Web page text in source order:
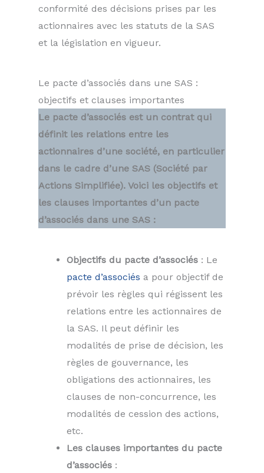
conformité des décisions prises par les
actionnaires avec les statuts de la SAS
et la législation en vigueur.
Le pacte d’associés dans une SAS :
objectifs et clauses importantes
Le pacte d’associés est un contrat qui
définit les relations entre les
actionnaires d’une société, en particulier
dans le cadre d’une SAS (Société par
Actions Simplifiée). Voici les objectifs et
les clauses importantes d’un pacte
d’associés dans une SAS :
Objectifs du pacte d’associés : Le
pacte d’associés a pour objectif de
prévoir les règles qui régissent les
relations entre les actionnaires de
la SAS. Il peut définir les
modalités de prise de décision, les
règles de gouvernance, les
obligations des actionnaires, les
clauses de non-concurrence, les
modalités de cession des actions,
etc.
Les clauses importantes du pacte
d’associés :